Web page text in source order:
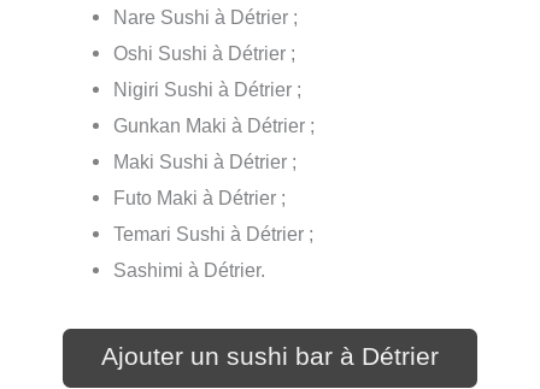
Nare Sushi à Détrier ;
Oshi Sushi à Détrier ;
Nigiri Sushi à Détrier ;
Gunkan Maki à Détrier ;
Maki Sushi à Détrier ;
Futo Maki à Détrier ;
Temari Sushi à Détrier ;
Sashimi à Détrier.
Ajouter un sushi bar à Détrier